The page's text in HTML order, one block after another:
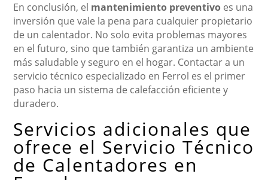
En conclusión, el mantenimiento preventivo es una
inversión que vale la pena para cualquier propietario
de un calentador. No solo evita problemas mayores
en el futuro, sino que también garantiza un ambiente
más saludable y seguro en el hogar. Contactar a un
servicio técnico especializado en Ferrol es el primer
paso hacia un sistema de calefacción eficiente y
duradero.
Servicios adicionales que
ofrece el Servicio Técnico
de Calentadores en